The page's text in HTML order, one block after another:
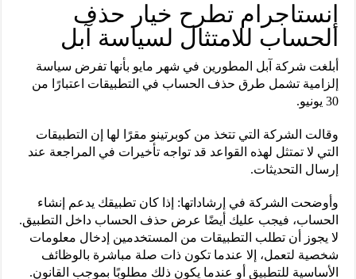
إنستاجرام تطرح خيار حذف
الحساب للامتثال لسياسة آبل
أبلغت شركة آبل المطورين في شهر مايو بأنها تفرض سياسة
إلزامية تشمل طرق حذف الحساب في التطبيقات اعتبارًا من
30 يونيو.
وقالت الشركة التي تتخذ من كوبرتينو مقرًا لها إن التطبيقات
التي لا تمتثل لهذه القواعد قد تواجه تأخيرات في المراجعة عند
إرسال التحديثات.
وأوضحت الشركة في إرشاداتها: إذا كان تطبيقك يدعم إنشاء
الحساب، فيجب عليك أيضًا عرض حذف الحساب داخل التطبيق.
لا يجوز أن تطلب التطبيقات من المستخدمين إدخال معلومات
شخصية لتعمل، إلا عندما تكون ذات صلة مباشرة بالوظائف
الأساسية للتطبيق أو عندما يكون ذلك مطلوبًا بموجب القانون.